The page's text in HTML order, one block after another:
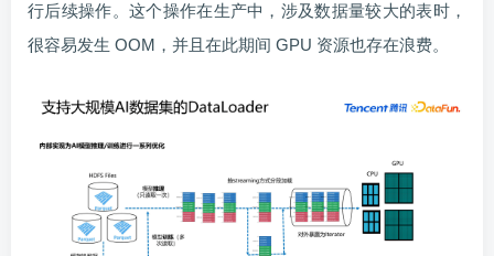
行后续操作。这个操作在生产中，涉及数据量较大的表时，
很容易发生 OOM，并且在此期间 GPU 资源也存在浪费。